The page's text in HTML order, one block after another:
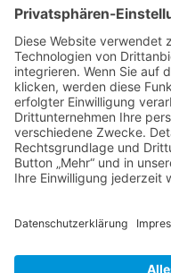
senden. Ich
deutschen Garten,
im Sommer 2020
Liebe Leser! Ihr
informieren lassen,
Wurzerlsgarten
diesem Link und
5. November 2021